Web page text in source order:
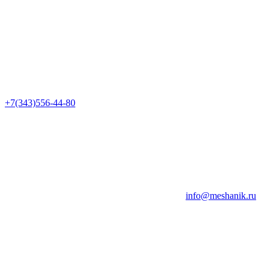
+7(343)556-44-80
info@meshanik.ru